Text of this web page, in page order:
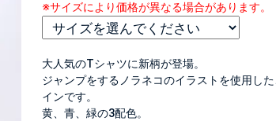
※サイズにより価格が異なる場合があります。
大人気のTシャツに新柄が登場。
ジャンプをするノラネコのイラストを使用し
インです。
黄、青、緑の3配色。